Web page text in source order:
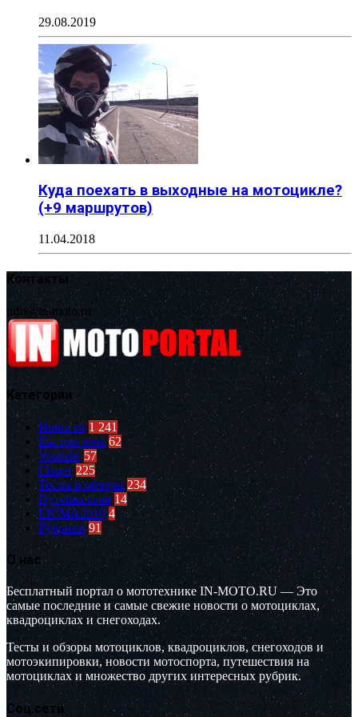
29.08.2019
Куда поехать в выходные на мотоцикле?
(+9 маршрутов)
11.04.2018
Контакты
info@in-moto.ru
Категории
Новости 1 241
Кастом зона 62
Youtube 57
Спорт 225
Тесты и обзоры 234
Путешествия 14
EICMA2019 4
Рубрики 91
О нас
Бесплатный портал о мототехнике IN-MOTO.RU — Это
самые последние и самые свежие новости о мотоциклах,
квадроциклах и снегоходах.
Тесты и обзоры мотоциклов, квадроциклов, снегоходов и
мотоэкипировки, новости мотоспорта, путешествия на
мотоциклах и множество других интересных рубрик.
Соц.сети